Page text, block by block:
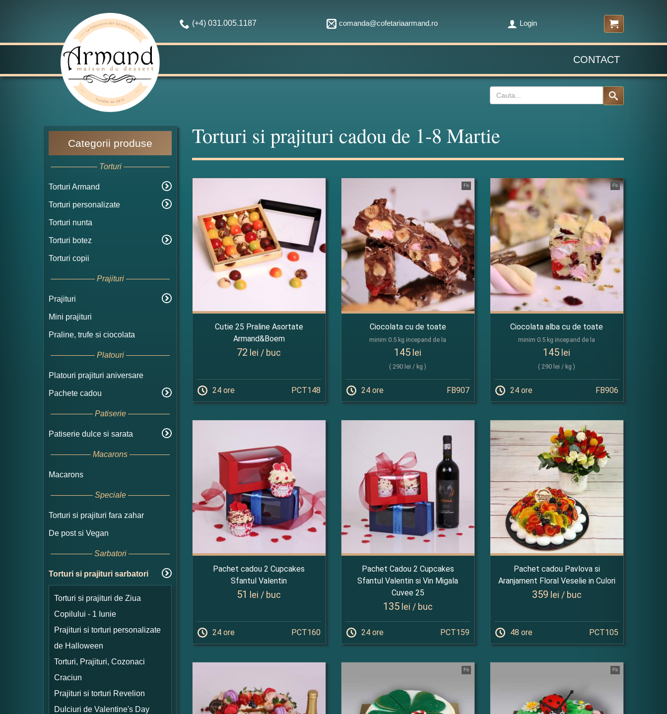
(+4) 031.005.1187 comanda@cofetariaarmand.ro Login
CONTACT
Categorii produse
Torturi
Torturi Armand
Torturi personalizate
Torturi nunta
Torturi botez
Torturi copii
Prajituri
Prajituri
Mini prajituri
Praline, trufe si ciocolata
Platouri
Platouri prajituri aniversare
Pachete cadou
Patiserie
Patiserie dulce si sarata
Macarons
Macarons
Speciale
Torturi si prajituri fara zahar
De post si Vegan
Sarbatori
Torturi si prajituri sarbatori
Torturi si prajituri de Ziua
Copilului - 1 Iunie
Prajituri si torturi personalizate
de Halloween
Torturi, Prajituri, Cozonaci
Craciun
Prajituri si torturi Revelion
Dulciuri de Valentine's Day
Torturi si prajituri cadou de 1-8 Martie
Cutie 25 Praline Asortate
Armand&Boem
72 lei / buc
24 ore PCT148
Fb
Ciocolata cu de toate
minim 0.5 kg incepand de la
145 lei
( 290 lei / kg )
24 ore FB907
Fb
Ciocolata alba cu de toate
minim 0.5 kg incepand de la
145 lei
( 290 lei / kg )
24 ore FB906
Pachet cadou 2 Cupcakes
Sfantul Valentin
51 lei / buc
24 ore PCT160
Pachet Cadou 2 Cupcakes
Sfantul Valentin si Vin Migala
Cuvee 25
135lei / buc
24 ore PCT159
Pachet cadou Pavlova si
Aranjament Floral Veselie in Culori
359 lei / buc
48 ore PCT105
Fb Fb